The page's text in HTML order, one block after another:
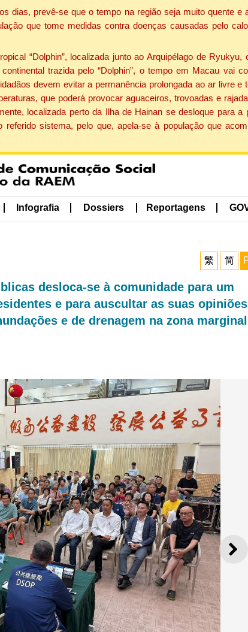
dias, prevê-se que o tempo na região seja muito quente
que tome medidas contra doenças causadas pelo
“Dolphin”, localizada junto ao Arquipélago de
trazida pelo “Dolphin”, o tempo em Macau vai
devem evitar a permanência prolongada ao ar livre
que poderá provocar aguaceiros, trovoadas e
localizada perto da Ilha de Hainan se desloque para
sistema, pelo que, apela-se à população que
Infografia Dossiers Reportagens
繁 简
desloca-se à comunidade para um
e para auscultar as suas opiniões
e de drenagem na zona marginal